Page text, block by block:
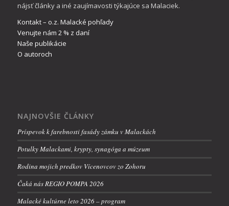
nájsť články a iné zaujímavosti týkajúce sa Malaciek.
Kontakt – o.z. Malacké pohľady
Venujte nám 2 % z daní
Naše publikácie
O autoroch
NAJNOVŠIE ČLÁNKY
Príspevok k farebnosti fasády zámku v Malackách
Potulky Malackami, krypty, synagóga a múzeum
Rodina mojich predkov Vícenovcov zo Zohoru
Čaká nás REGIO POMPA 2026
Malacké kultúrne leto 2026 – program